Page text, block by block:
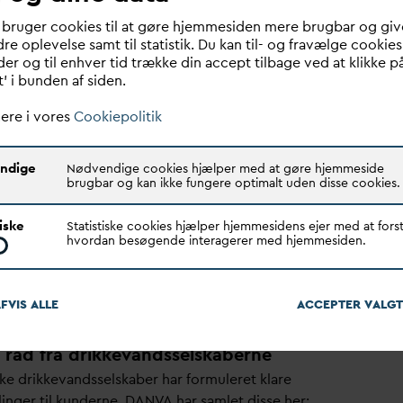
V and understreger, at det også handler om soli
aritet.
havepool til få bør ikke komme i vejen forv and til
dyrehold eller almindeligt husholdningsbrug.
Vand formulerer det:
As opfordring
anbefaler, at alle kunderne orienterer sig på deres
andsselskabers hjemmeside. Samtidig
foreningen til, at de gørvandbesparelse til en fast
vejr gør det aktuelt, men vi skal også se det som
råd fra drikkevandsselskaberne
drikkevandsselskaber har formuleret klare
bruger cookies til at gøre hjemmesiden mere brugbar og
oplevelse samt til statistik. Du kan til- og fravælge cookies
og til enhver tid trække din accept tilbage ved at klikke
i bunden af siden.
i voresCookiepolitik
Nødvendige cookies hjælper med at gøre hjemmeside
brugbar og kan ikke fungere optimalt uden disse cookies.
Statistiske cookies hjælper hjemmesidens ejer med at
hvordan besøgende interagerer med hjemmesiden.
ALLE ACCEPTERV